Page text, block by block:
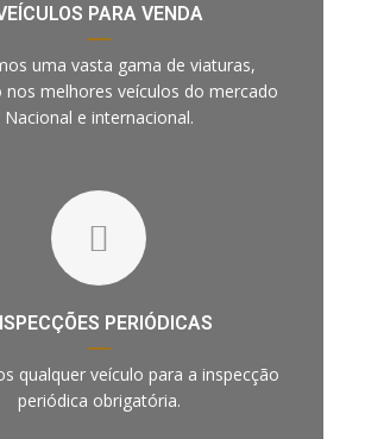
PARA VENDA
uma vasta gama de viaturas,
nos melhores veículos do mercado
Nacional e internacional.
PERIÓDICAS
qualquer veículo para a inspecção
periódica obrigatória.